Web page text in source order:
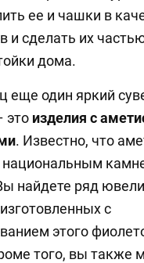
ее и чашки в
и сделать их
дома.
еще один яркий
это изделия с
. Известно, что
национальным
найдете ряд
с
этого
того, вы также